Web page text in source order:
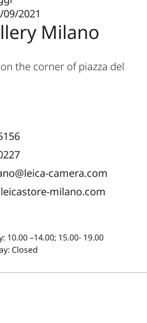
2021
Milano
the corner of piazza del
camera.com
milano.com
10.00 –14.00; 15.00- 19.00
Closed